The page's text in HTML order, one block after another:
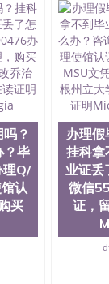
立大学学位证（
（San Jose
State University
State University
State University
State University
State
Jose State
绩单购买学位
买学位证书/澳
挂科拿不到毕业
理，购买UWA文
Australia
？
？毕
理Q/
认
买
办理假
挂科拿
业证丢
微信
证，